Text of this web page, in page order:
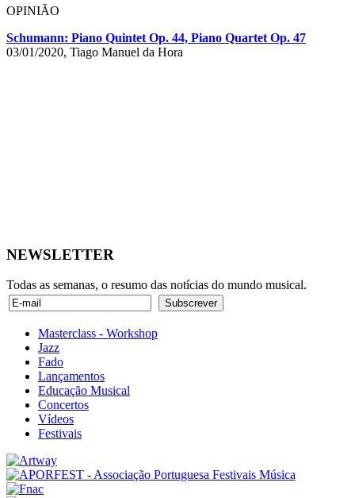
OPINIÃO
Schumann: Piano Quintet Op. 44, Piano Quartet Op. 47
03/01/2020, Tiago Manuel da Hora
NEWSLETTER
Todas as semanas, o resumo das notícias do mundo musical.
Masterclass - Workshop
Jazz
Fado
Lançamentos
Educação Musical
Concertos
Vídeos
Festivais